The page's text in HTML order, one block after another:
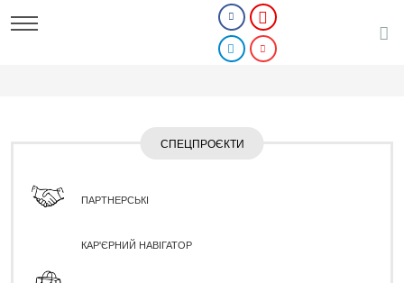
СПЕЦПРОЄКТИ
ПАРТНЕРСЬКІ
КАР'ЄРНИЙ НАВІГАТОР